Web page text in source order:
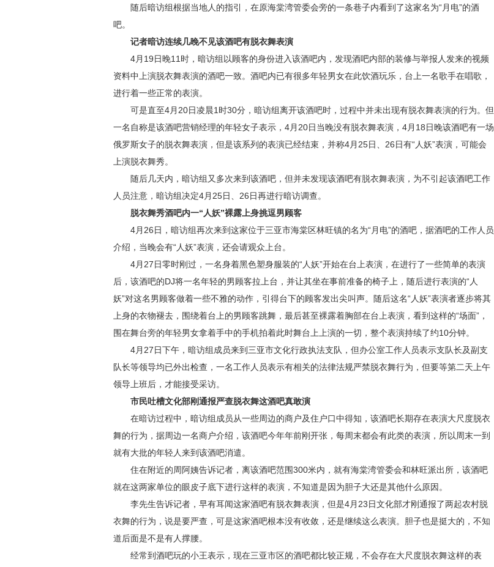
随后暗访组根据当地人的指引，在原海棠湾管委会旁的一条巷子内看到了这家名为“月电”的酒
吧。
记者暗访连续几晚不见该酒吧有脱衣舞表演
4月19日晚11时，暗访组以顾客的身份进入该酒吧内，发现酒吧内部的装修与举报人发来的视频
资料中上演脱衣舞表演的酒吧一致。酒吧内已有很多年轻男女在此饮酒玩乐，台上一名歌手在唱歌，
进行着一些正常的表演。
可是直至4月20日凌晨1时30分，暗访组离开该酒吧时，过程中并未出现有脱衣舞表演的行为。但
一名自称是该酒吧营销经理的年轻女子表示，4月20日当晚没有脱衣舞表演，4月18日晚该酒吧有一场
俄罗斯女子的脱衣舞表演，但是该系列的表演已经结束，并称4月25日、26日有“人妖”表演，可能会
上演脱衣舞秀。
随后几天内，暗访组又多次来到该酒吧，但并未发现该酒吧有脱衣舞表演，为不引起该酒吧工作
人员注意，暗访组决定4月25日、26日再进行暗访调查。
脱衣舞秀酒吧内一“人妖”裸露上身挑逗男顾客
4月26日，暗访组再次来到这家位于三亚市海棠区林旺镇的名为“月电”的酒吧，据酒吧的工作人员
介绍，当晚会有“人妖”表演，还会请观众上台。
4月27日零时刚过，一名身着黑色塑身服装的“人妖”开始在台上表演，在进行了一些简单的表演
后，该酒吧的DJ将一名年轻的男顾客拉上台，并让其坐在事前准备的椅子上，随后进行表演的“人
妖”对这名男顾客做着一些不雅的动作，引得台下的顾客发出尖叫声。随后这名“人妖”表演者逐步将其
上身的衣物褪去，围绕着台上的男顾客跳舞，最后甚至裸露着胸部在台上表演，看到这样的“场面”，
围在舞台旁的年轻男女拿着手中的手机拍着此时舞台上上演的一切，整个表演持续了约10分钟。
4月27日下午，暗访组成员来到三亚市文化行政执法支队，但办公室工作人员表示支队长及副支
队长等领导均已外出检查，一名工作人员表示有相关的法律法规严禁脱衣舞行为，但要等第二天上午
领导上班后，才能接受采访。
市民吐槽文化部刚通报严查脱衣舞这酒吧真敢演
在暗访过程中，暗访组成员从一些周边的商户及住户口中得知，该酒吧长期存在表演大尺度脱衣
舞的行为，据周边一名商户介绍，该酒吧今年年前刚开张，每周末都会有此类的表演，所以周末一到
就有大批的年轻人来到该酒吧消遣。
住在附近的周阿姨告诉记者，离该酒吧范围300米内，就有海棠湾管委会和林旺派出所，该酒吧
就在这两家单位的眼皮子底下进行这样的表演，不知道是因为胆子大还是其他什么原因。
李先生告诉记者，早有耳闻这家酒吧有脱衣舞表演，但是4月23日文化部才刚通报了两起农村脱
衣舞的行为，说是要严查，可是这家酒吧根本没有收敛，还是继续这么表演。胆子也是挺大的，不知
道后面是不是有人撑腰。
经常到酒吧玩的小王表示，现在三亚市区的酒吧都比较正规，不会存在大尺度脱衣舞这样的表